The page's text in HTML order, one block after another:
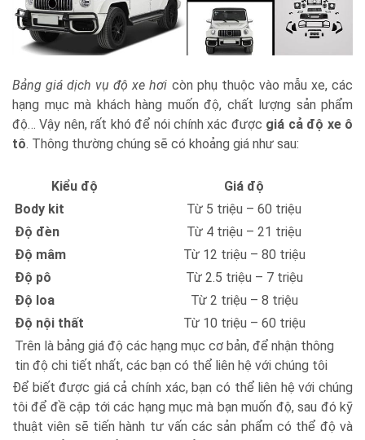
Bảng giá dịch vụ độ xe hơi còn phụ thuộc vào mẫu xe, các
hạng mục mà khách hàng muốn độ, chất lượng sản phẩm
độ… Vậy nên, rất khó để nói chính xác được giá cả độ xe ô
tô. Thông thường chúng sẽ có khoảng giá như sau:
Kiểu độ
Giá độ
Body kit
Từ 5 triệu – 60 triệu
Độ đèn
Từ 4 triệu – 21 triệu
Độ mâm
Từ 12 triệu – 80 triệu
Độ pô
Từ 2.5 triệu – 7 triệu
Độ loa
Từ 2 triệu – 8 triệu
Độ nội thất
Từ 10 triệu – 60 triệu
Trên là bảng giá độ các hạng mục cơ bản, để nhận thông
tin độ chi tiết nhất, các bạn có thể liên hệ với chúng tôi
Để biết được giá cả chính xác, bạn có thể liên hệ với chúng
tôi để đề cập tới các hạng mục mà bạn muốn độ, sau đó kỹ
thuật viên sẽ tiến hành tư vấn các sản phẩm có thể độ và